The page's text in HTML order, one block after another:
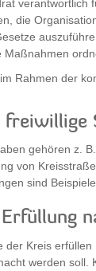
verantwortlich
die
Maßnahmen
Rahmen der
gehören z.
von
sind
der Kreis
werden soll.